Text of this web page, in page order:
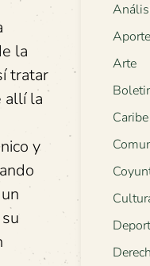
la
tratar
allí la
y
Arte
Caribe